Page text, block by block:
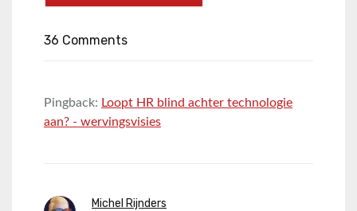
36 Comments
Pingback: Loopt HR blind achter technologie
aan? - wervingsvisies
Michel Rijnders